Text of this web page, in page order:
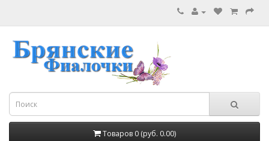
Товаров 0 (руб. 0.00)